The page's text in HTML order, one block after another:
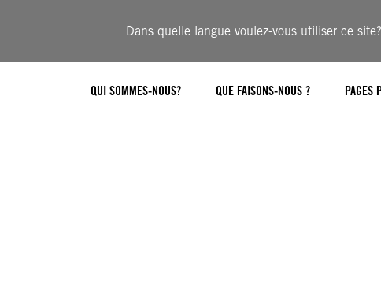
Dans quelle langue voulez-vous utiliser ce site?
QUI SOMMES-NOUS? QUE FAISONS-NOUS ? PAGES